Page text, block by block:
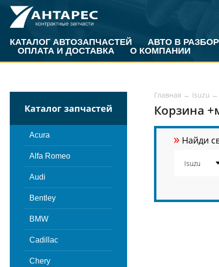
КАТАЛОГ АВТОЗАПЧАСТЕЙ
АВТО В РАЗБОР
ОПЛАТА И ДОСТАВКА
О КОМПАНИИ
Каталог запчастей
Acura
Alfa Romeo
Audi
Bentley
BMW
Cadillac
Chery
Главная ← Isuzu ←
Корзина
» Найди